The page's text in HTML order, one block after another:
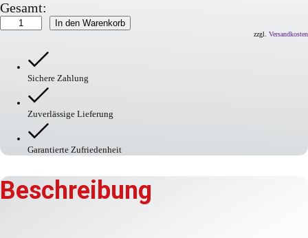
Gesamt:
PANORAMA-
360
Spiegel
Menge
In den Warenkorb
zzgl. Versandkosten
Sichere Zahlung
Zuverlässige Lieferung
Garantierte Zufriedenheit
Beschreibung